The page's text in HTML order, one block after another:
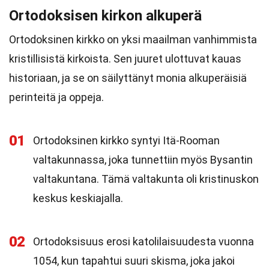
Ortodoksisen kirkon alkuperä
Ortodoksinen kirkko on yksi maailman vanhimmista
kristillisistä kirkoista. Sen juuret ulottuvat kauas
historiaan, ja se on säilyttänyt monia alkuperäisiä
perinteitä ja oppeja.
01
Ortodoksinen kirkko syntyi Itä-Rooman
valtakunnassa, joka tunnettiin myös Bysantin
valtakuntana. Tämä valtakunta oli kristinuskon
keskus keskiajalla.
02
Ortodoksisuus erosi katolilaisuudesta vuonna
1054, kun tapahtui suuri skisma, joka jakoi